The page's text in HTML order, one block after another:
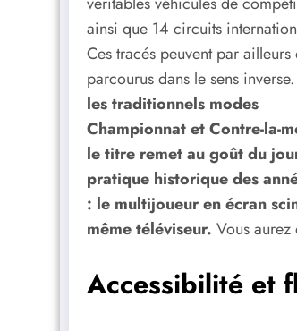
ainsi que 14 circuits
Ces tracés peuvent par ailleurs
parcourus dans le sens inverse.
les traditionnels modes
Championnat et Contre-la-
le titre remet au goût du
pratique historique des
: le multijoueur en écran
même téléviseur. Vous
Accessibilité et